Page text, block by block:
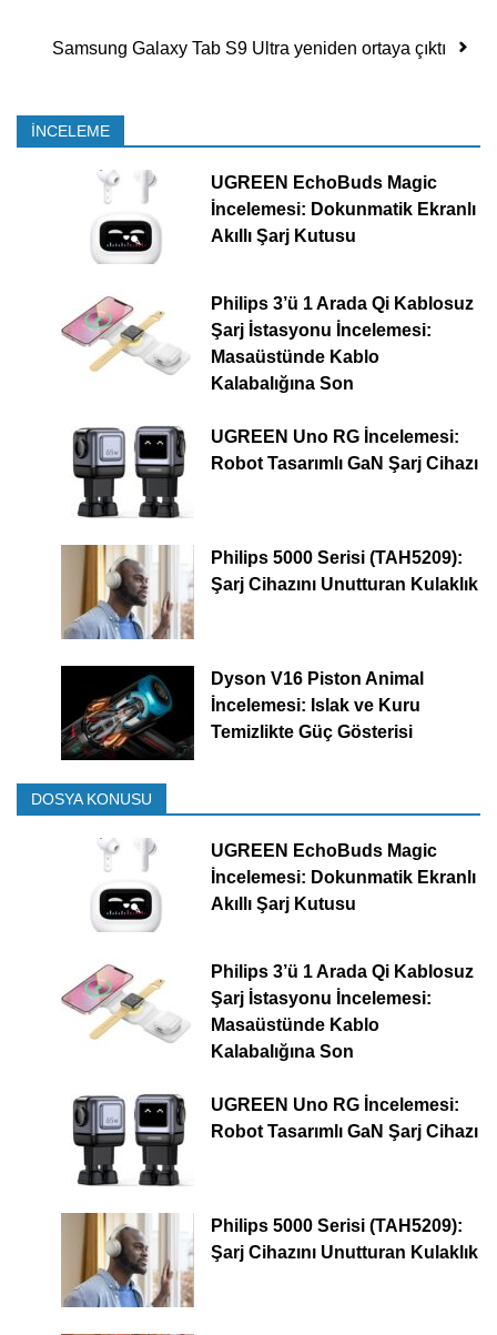
Samsung Galaxy Tab S9 Ultra yeniden ortaya çıktı
İNCELEME
UGREEN EchoBuds Magic
İncelemesi: Dokunmatik Ekranlı
Akıllı Şarj Kutusu
Philips 3’ü 1 Arada Qi Kablosuz
Şarj İstasyonu İncelemesi:
Masaüstünde Kablo
Kalabalığına Son
UGREEN Uno RG İncelemesi:
Robot Tasarımlı GaN Şarj Cihazı
Philips 5000 Serisi (TAH5209):
Şarj Cihazını Unutturan Kulaklık
Dyson V16 Piston Animal
İncelemesi: Islak ve Kuru
Temizlikte Güç Gösterisi
DOSYA KONUSU
UGREEN EchoBuds Magic
İncelemesi: Dokunmatik Ekranlı
Akıllı Şarj Kutusu
Philips 3’ü 1 Arada Qi Kablosuz
Şarj İstasyonu İncelemesi:
Masaüstünde Kablo
Kalabalığına Son
UGREEN Uno RG İncelemesi:
Robot Tasarımlı GaN Şarj Cihazı
Philips 5000 Serisi (TAH5209):
Şarj Cihazını Unutturan Kulaklık